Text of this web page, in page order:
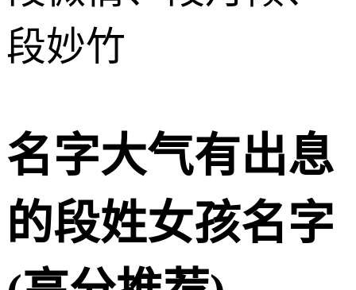
段妙竹
名字大气有出息
的段姓女孩名字